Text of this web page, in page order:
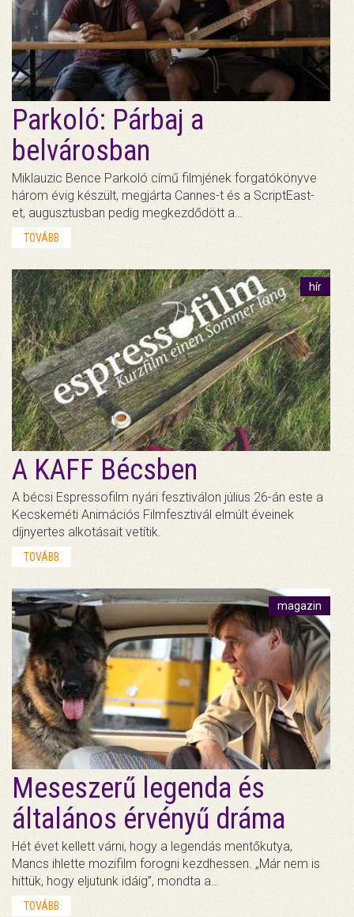
Parkoló: Párbaj a
belvárosban
Miklauzic Bence Parkoló című filmjének forgatókönyve
három évig készült, megjárta Cannes-t és a ScriptEast-
et, augusztusban pedig megkezdődött a…
TOVÁBB
hír
A KAFF Bécsben
A bécsi Espressofilm nyári fesztiválon július 26-án este a
Kecskeméti Animációs Filmfesztivál elmúlt éveinek
díjnyertes alkotásait vetítik.
TOVÁBB
magazin
Meseszerű legenda és
általános érvényű dráma
Hét évet kellett várni, hogy a legendás mentőkutya,
Mancs ihlette mozifilm forogni kezdhessen. „Már nem is
hittük, hogy eljutunk idáig”, mondta a…
TOVÁBB